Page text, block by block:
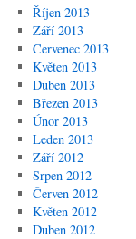
Říjen 2013
Září 2013
Červenec 2013
Květen 2013
Duben 2013
Březen 2013
Únor 2013
Leden 2013
Září 2012
Srpen 2012
Červen 2012
Květen 2012
Duben 2012